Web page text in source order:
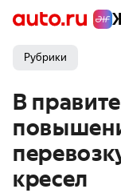
Рубрики
В
кресел